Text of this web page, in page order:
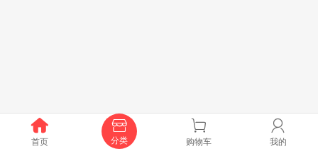

首页

分类

购物车

我的